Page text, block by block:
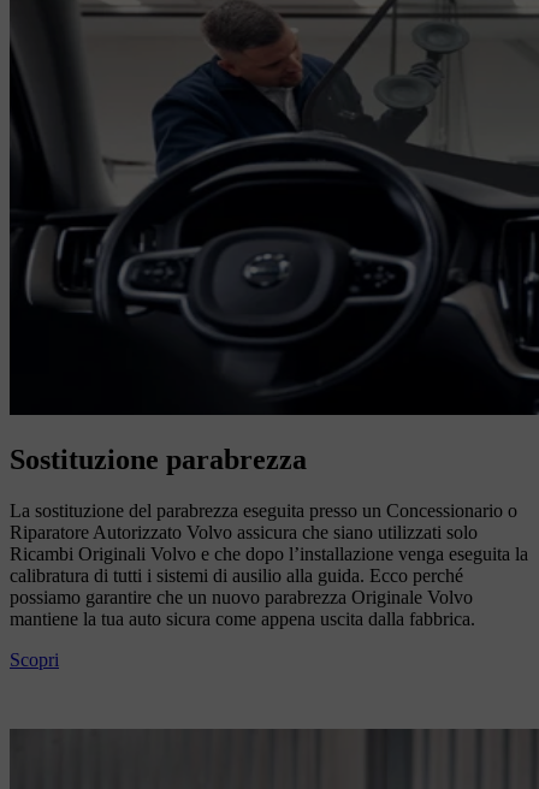
Sostituzione parabrezza
La sostituzione del parabrezza eseguita presso un Concessionario o
Riparatore Autorizzato Volvo assicura che siano utilizzati solo
Ricambi Originali Volvo e che dopo l’installazione venga eseguita la
calibratura di tutti i sistemi di ausilio alla guida. Ecco perché
possiamo garantire che un nuovo parabrezza Originale Volvo
mantiene la tua auto sicura come appena uscita dalla fabbrica.
Scopri